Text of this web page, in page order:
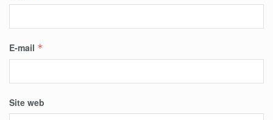
E-mail *
Site web